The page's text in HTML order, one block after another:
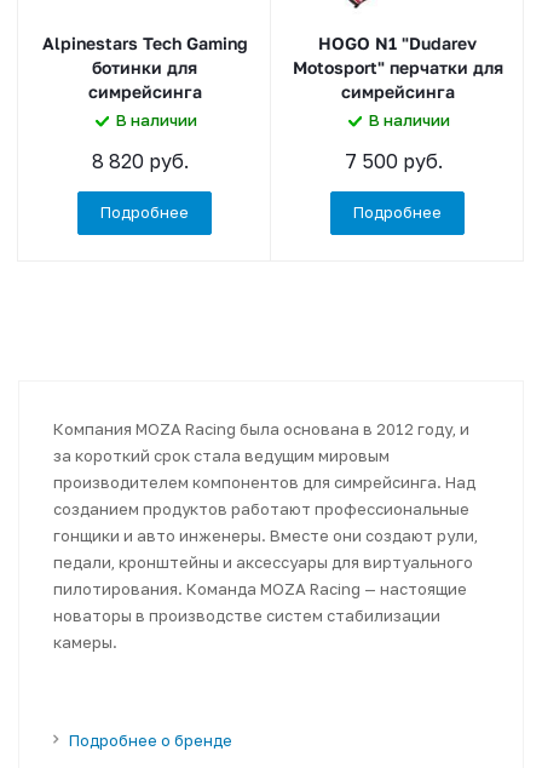
Alpinestars Tech Gaming
ботинки для
симрейсинга
В наличии
8 820 руб.
Подробнее
HOGO N1 "Dudarev
Motosport" перчатки для
симрейсинга
В наличии
7 500 руб.
Подробнее
Компания MOZA Racing была основана в 2012 году, и
за короткий срок стала ведущим мировым
производителем компонентов для симрейсинга. Над
созданием продуктов работают профессиональные
гонщики и авто инженеры. Вместе они создают рули,
педали, кронштейны и аксессуары для виртуального
пилотирования. Команда MOZA Racing — настоящие
новаторы в производстве систем стабилизации
камеры.
Подробнее о бренде